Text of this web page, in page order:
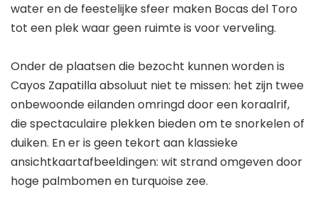
water en de feestelijke sfeer maken Bocas del Toro
tot een plek waar geen ruimte is voor verveling.
Onder de plaatsen die bezocht kunnen worden is
Cayos Zapatilla absoluut niet te missen: het zijn twee
onbewoonde eilanden omringd door een koraalrif,
die spectaculaire plekken bieden om te snorkelen of
duiken. En er is geen tekort aan klassieke
ansichtkaartafbeeldingen: wit strand omgeven door
hoge palmbomen en turquoise zee.